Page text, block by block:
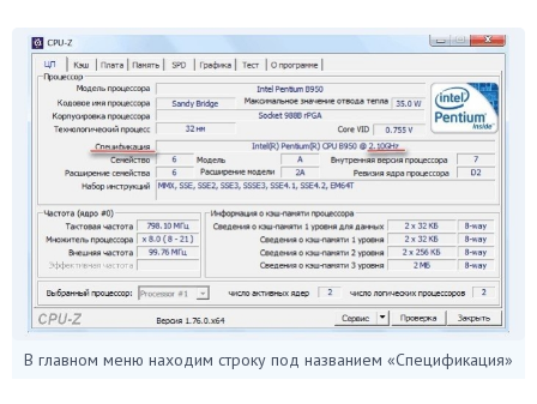
В главном меню находим строку под названием «Спецификация»